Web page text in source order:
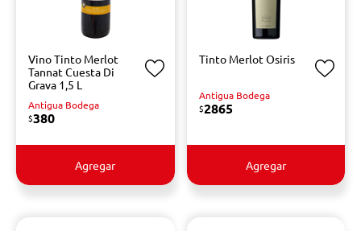
Vino Tinto Merlot
Tannat Cuesta Di
Grava 1,5 L
Antigua Bodega
$380
Agregar
Tinto Merlot Osiris
Antigua Bodega
$2865
Agregar